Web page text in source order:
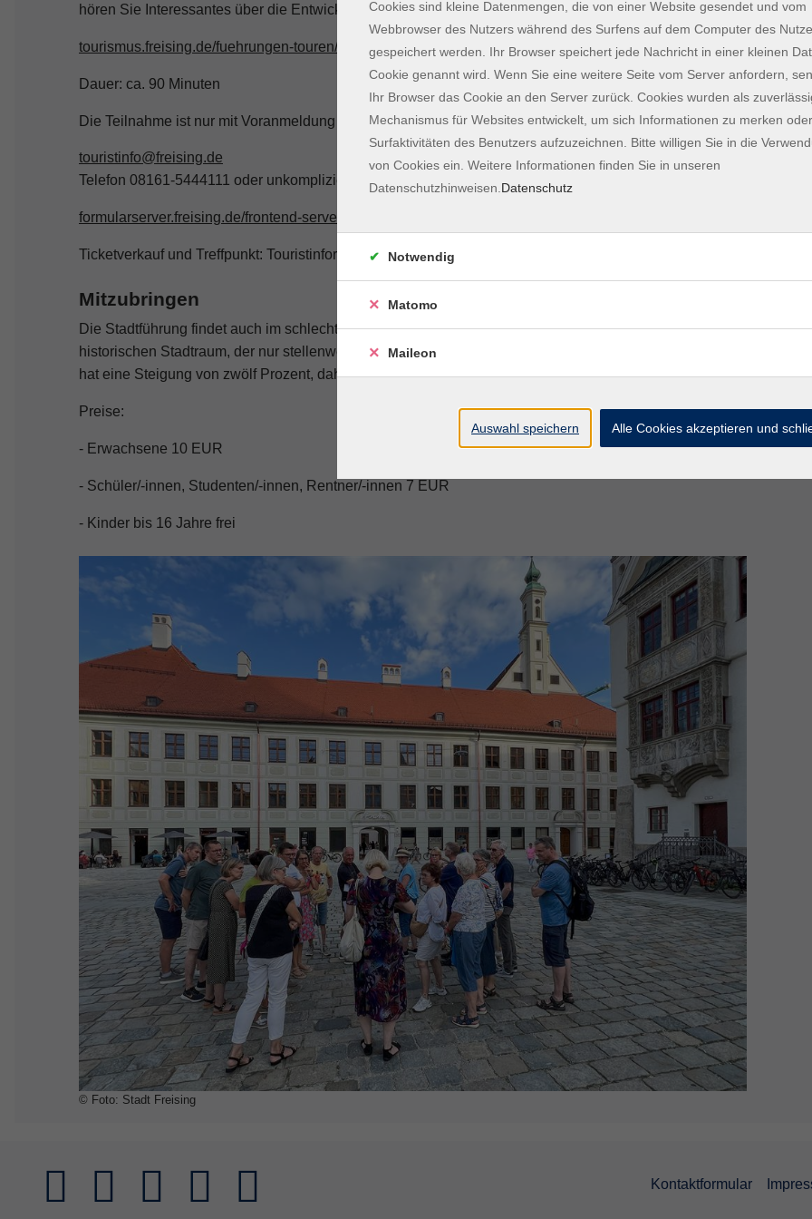
hören Sie Interessantes über die Entwicklung der ehemaligen fürstbischöflichen Residenz.
tourismus.freising.de/fuehrungen-touren/stadtfuehrungen-fuer-einzelgaeste.html
Dauer: ca. 90 Minuten
Die Teilnahme ist nur mit Voranmeldung möglich:
touristinfo@freising.de
Telefon 08161-5444111 oder unkompliziert über das Online-Formular:
formularserver.freising.de/frontend-server/form/provide/1152/
Ticketverkauf und Treffpunkt: Touristinformation, Marienplatz 7, im ASAM, 85354 Freising
Mitzubringen
Die Stadtführung findet auch im schlechten Wetter statt. Die Führungsrouten führen durch den
historischen Stadtraum, der nur stellenweise barrierefrei ausgebaut ist. Der Fußweg auf den Domberg
hat eine Steigung von zwölf Prozent, daher erfordert die Teilnahme eine gute körperliche Verfassung.
Preise:
- Erwachsene 10 EUR
- Schüler/-innen, Studenten/-innen, Rentner/-innen 7 EUR
- Kinder bis 16 Jahre frei
© Foto: Stadt Freising
Kontaktformular
Cookies sind kleine Datenmengen, die von einer Website gesendet und vom
Webbrowser des Nutzers während des Surfens auf dem Computer des
gespeichert werden. Ihr Browser speichert jede Nachricht in einer kleinen
Cookie genannt wird. Wenn Sie eine weitere Seite vom Server anfordern,
Ihr Browser das Cookie an den Server zurück. Cookies wurden als
Mechanismus für Websites entwickelt, um sich Informationen zu merken
Surfaktivitäten des Benutzers aufzuzeichnen. Bitte willigen Sie in die
von Cookies ein. Weitere Informationen finden Sie in unseren
Datenschutzhinweisen. Datenschutz
Notwendig
Matomo
Maileon
Auswahl speichern Alle Cookies akzeptieren und